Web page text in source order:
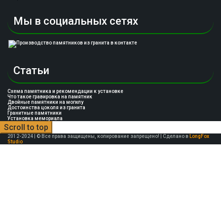
Мы в социальных сетях
Статьи
Схема памятника и рекомендации к установке
Что такое гравировка на памятник
Двойные памятники на могилу
Достоинства цоколя из гранита
Гранитные памятники
Установка мемориала
Scroll to top
2012-2024 | © Все права защищены, копирование запрещено! | Сделано в
LongFox
Studio